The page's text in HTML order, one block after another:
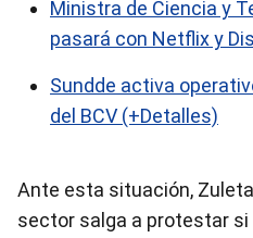
Ministra de Ciencia y
pasará con Netflix y
Sundde activa
del BCV (+Detalles)
Ante esta situación,
sector salga a protestar si